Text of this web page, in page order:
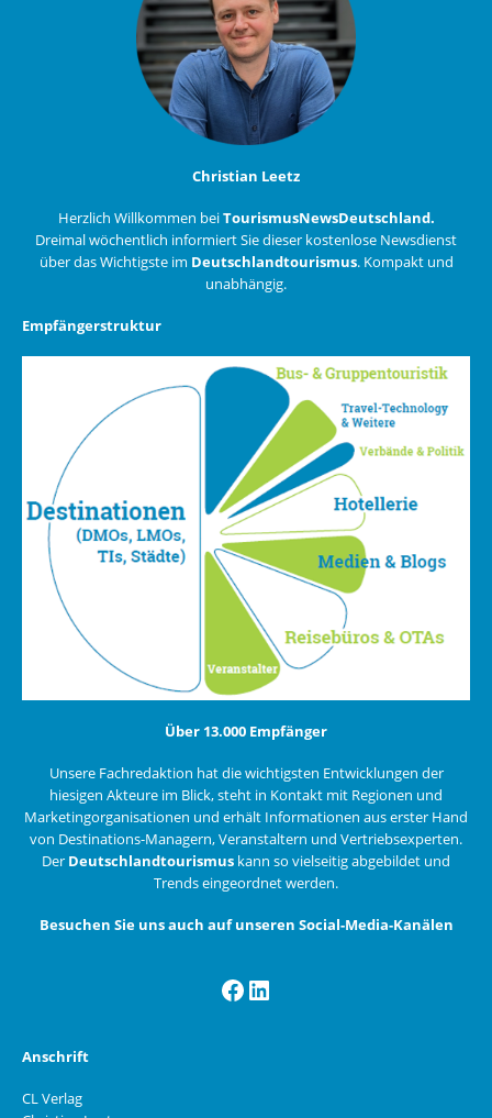
Christian Leetz
Herzlich Willkommen beiTourismusNewsDeutschland.
Dreimal wöchentlich informiert Sie dieser kostenlose Newsdienst
über das Wichtigste im Deutschlandtourismus. Kompakt und
unabhängig.
Empfängerstruktur
Über 13.000 Empfänger
Unsere Fachredaktion hat die wichtigsten Entwicklungen der
hiesigen Akteure im Blick, steht in Kontakt mit Regionen und
Marketingorganisationen und erhält Informationen aus erster Hand
von Destinations-Managern, Veranstaltern und Vertriebsexperten.
Der Deutschlandtourismus kann so vielseitig abgebildet und
Trends eingeordnet werden.
Besuchen Sie uns auch auf unseren Social-Media-Kanälen
Facebook
LinkedIn
Anschrift
CL Verlag